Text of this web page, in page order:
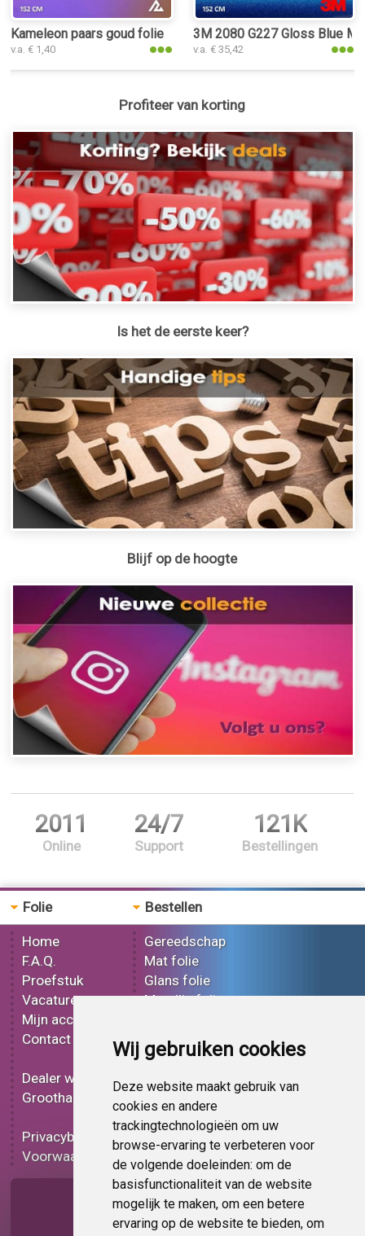
Wij gebruiken cookies
Deze website maakt gebruik van
cookies en andere
trackingtechnologieën om uw
browse-ervaring te verbeteren voor
de volgende doeleinden: om de
basisfunctionaliteit van de website
mogelijk te maken, om een betere
ervaring op de website te bieden, om
Kameleon paars goud folie
v.a. € 1,40
3M 2080 G227 Gloss Blue
v.a. € 35,42
Profiteer van korting
Is het de eerste keer?
Blijf op de hoogte
2011
Online
24/7
Support
121K
Bestellingen
Folie
Home
F.A.Q.
Proefstuk
Vacatures
Mijn account
Contact
Dealer worden
Groothandel
Privacybeleid
Voorwaarden
Bestellen
Gereedschap
Mat folie
Glans folie
Metallic folie
Effect folie
Bedrukt folie
Carbon folie
Tint folie
Functionele folie
Folie korting
Op bestelling
Pagina delen